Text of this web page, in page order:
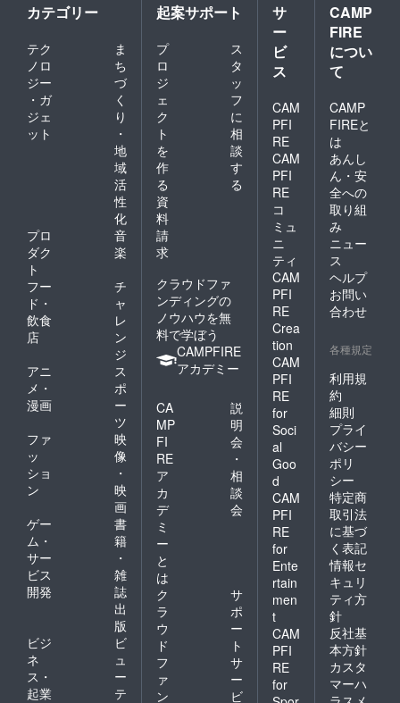
カテゴリー
テク
ノロ
ジー
・ガ
ジェ
ット
ま
ち
づ
く
り
・
地
域
活
性
化
プロ
ダク
ト
音
楽
フー
ド・
飲食
店
チ
ャ
レ
ン
ジ
アニ
メ・
漫画
ス
ポ
ー
ツ
ファ
ッ
ショ
ン
映
像
・
映
画
ゲー
ム・
サー
ビス
開発
書
籍
・
雑
誌
出
版
ビジ
ネ
ス・
起業
ビ
ュ
ー
テ
起案サポート
プ
ロ
ジ
ェ
ク
ト
を
作
る
ス
タ
ッ
フ
に
相
談
す
る
資
料
請
求
クラウドファ
ンディングの
ノウハウを無
料で学ぼう
CAMPFIRE
アカデミー
CA
MP
FI
RE
ア
カ
デ
ミ
ー
と
は
説
明
会
・
相
談
会
ク
ラ
ウ
ド
フ
ァ
ン
サ
ポ
ー
ト
サ
ー
ビ
サ
ー
ビ
ス
CAM
PFI
RE
CAM
PFI
RE
コ
ミュ
ニ
ティ
CAM
PFI
RE
Crea
tion
CAM
PFI
RE
for
Soci
al
Goo
d
CAM
PFI
RE
for
Ente
rtain
men
t
CAM
PFI
RE
for
CAMP
FIRE
につい
て
CAMP
FIREと
は
あんし
ん・安
全への
取り組
み
ニュー
ス
ヘルプ
お問い
合わせ
各種規定
利用規
約
細則
プライ
バシー
ポリ
シー
特定商
取引法
に基づ
く表記
情報セ
キュリ
ティ方
針
反社基
本方針
カスタ
マーハ